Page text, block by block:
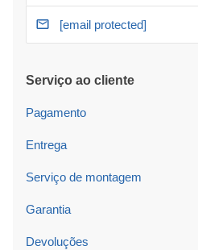
[email protected]
Serviço ao cliente
Pagamento
Entrega
Serviço de montagem
Garantia
Devoluções